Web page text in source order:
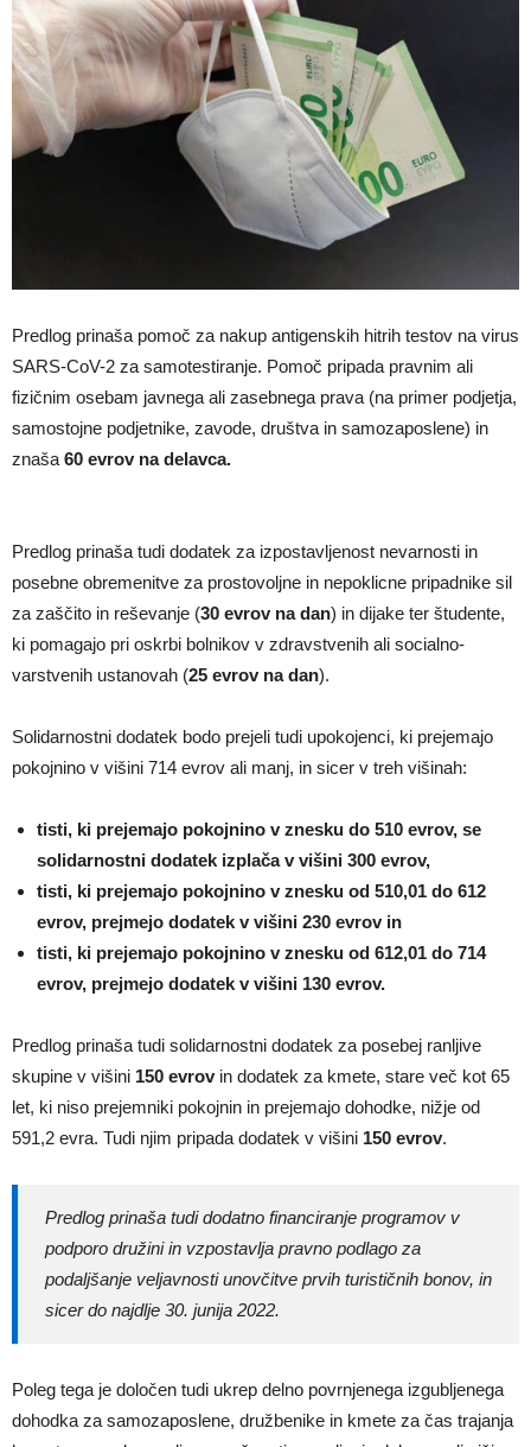
Predlog prinaša pomoč za nakup antigenskih hitrih testov na virus
SARS-CoV-2 za samotestiranje. Pomoč pripada pravnim ali
fizičnim osebam javnega ali zasebnega prava (na primer podjetja,
samostojne podjetnike, zavode, društva in samozaposlene) in
znaša60 evrov na delavca.
Predlog prinaša tudi dodatek za izpostavljenost nevarnosti in
posebne obremenitve za prostovoljne in nepoklicne pripadnike sil
za zaščito in reševanje (30 evrov na dan) in dijake ter študente,
ki pomagajo pri oskrbi bolnikov v zdravstvenih ali socialno-
varstvenih ustanovah (25 evrov na dan).
Solidarnostni dodatek bodo prejeli tudi upokojenci, ki prejemajo
pokojnino v višini 714 evrov ali manj, in sicer v treh višinah:
tisti, ki prejemajo pokojnino v znesku do 510 evrov, se
solidarnostni dodatek izplača v višini 300 evrov,
tisti, ki prejemajo pokojnino v znesku od 510,01 do 612
evrov, prejmejo dodatek v višini 230 evrov in
tisti, ki prejemajo pokojnino v znesku od 612,01 do 714
evrov, prejmejo dodatek v višini 130 evrov.
Predlog prinaša tudi solidarnostni dodatek za posebej ranljive
skupine v višini 150 evrovin dodatek za kmete, stare več kot 65
let, ki niso prejemniki pokojnin in prejemajo dohodke, nižje od
591,2 evra. Tudi njim pripada dodatek v višini 150 evrov.
Predlog prinaša tudi dodatno financiranje programov v
podporo družini in vzpostavlja pravno podlago za
podaljšanje veljavnosti unovčitve prvih turističnih bonov, in
sicer do najdlje 30. junija 2022.
Poleg tega je določen tudi ukrep delno povrnjenega izgubljenega
dohodka za samozaposlene, družbenike in kmete za čas trajanja